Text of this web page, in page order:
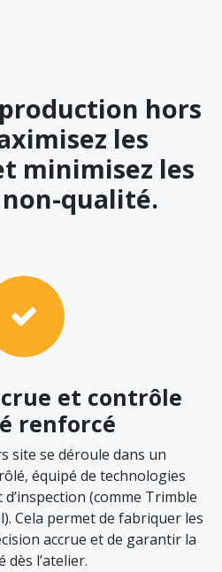
hors
les
minimisez les
qualité.
et contrôle
renforcé
site se déroule dans un
équipé de technologies
(comme Trimble
Cela permet de fabriquer les
accrue et de garantir la
dès l’atelier.